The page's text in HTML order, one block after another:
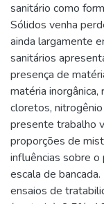
sanitário como
Sólidos venha
ainda largamente
sanitários
presença de
matéria
cloretos,
presente trabalho
proporções de
influências sobre
escala de
ensaios de